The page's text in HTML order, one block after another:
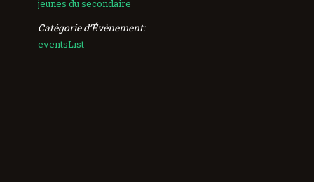
jeunes du secondaire
Catégorie d’Évènement:
eventsList